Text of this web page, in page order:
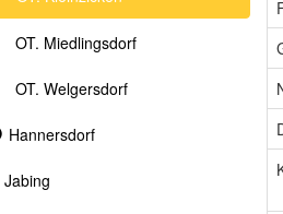
OT. Miedlingsdorf
OT. Welgersdorf
Collapsed
Hannersdorf
Jabing